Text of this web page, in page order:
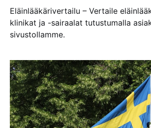
Eläinlääkärivertailu – Vertaile
klinikat ja -sairaalat tutustumalla
sivustollamme.